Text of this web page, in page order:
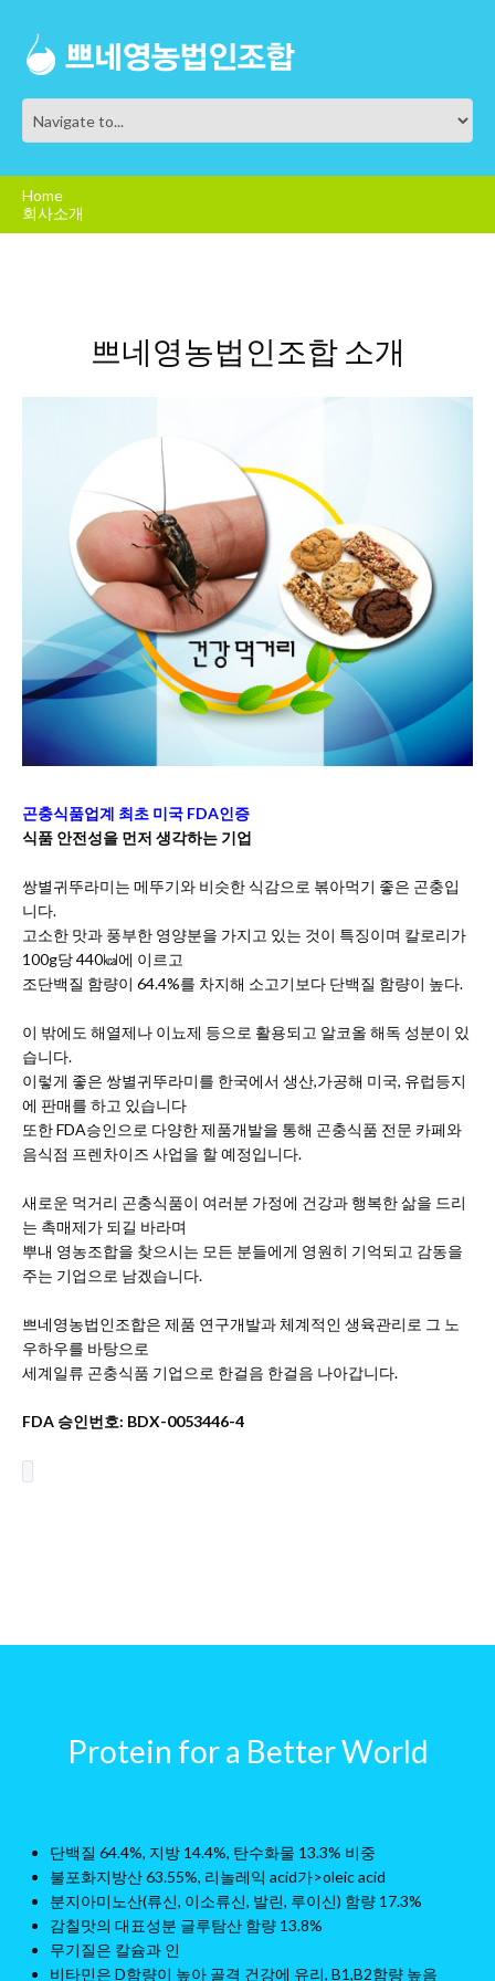
Home
회사소개
쁘네영농법인조합 소개
곤충식품업계 최초 미국 FDA인증
식품 안전성을 먼저 생각하는 기업
쌍별귀뚜라미는 메뚜기와 비슷한 식감으로 볶아먹기 좋은 곤충입
니다.
고소한 맛과 풍부한 영양분을 가지고 있는 것이 특징이며 칼로리가
100g당 440㎉에 이르고
조단백질 함량이 64.4%를 차지해 소고기보다 단백질 함량이 높다.
이 밖에도 해열제나 이뇨제 등으로 활용되고 알코올 해독 성분이 있
습니다.
이렇게 좋은 쌍별귀뚜라미를 한국에서 생산,가공해 미국, 유럽등지
에 판매를 하고 있습니다
또한 FDA승인으로 다양한 제품개발을 통해 곤충식품 전문 카페와
음식점 프렌차이즈 사업을 할 예정입니다.
새로운 먹거리 곤충식품이 여러분 가정에 건강과 행복한 삶을 드리
는 촉매제가 되길 바라며
뿌내 영농조합을 찾으시는 모든 분들에게 영원히 기억되고 감동을
주는 기업으로 남겠습니다.
쁘네영농법인조합은 제품 연구개발과 체계적인 생육관리로 그 노
우하우를 바탕으로
세계일류 곤충식품 기업으로 한걸음 한걸음 나아갑니다.
FDA 승인번호: BDX-0053446-4
Protein for a Better World
단백질 64.4%, 지방 14.4%, 탄수화물 13.3% 비중
불포화지방산 63.55%, 리놀레익 acid가>oleic acid
분지아미노산(류신, 이소류신, 발린, 루이신) 함량 17.3%
감칠맛의 대표성분 글루탐산 함량 13.8%
무기질은 칼슘과 인
비타민은 D함량이 높아 골격 건강에 유리, B1,B2함량 높음